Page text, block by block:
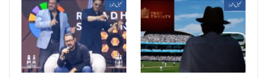
کھیل و شوبز کھیل و شوبز